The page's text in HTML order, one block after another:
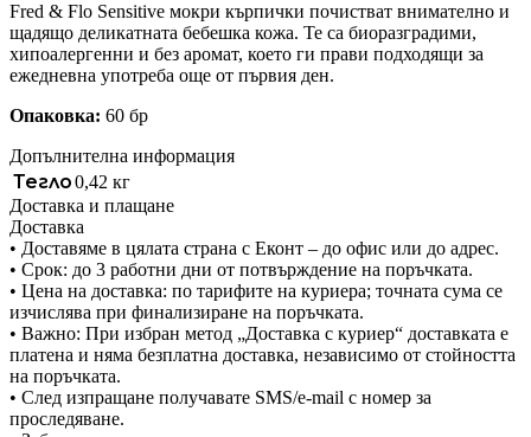
Fred & Flo Sensitive мокри кърпички почистват внимателно и
щадящо деликатната бебешка кожа. Те са биоразградими,
хипоалергенни и без аромат, което ги прави подходящи за
ежедневна употреба още от първия ден.
Опаковка: 60 бр
Допълнителна информация
Тегло0,42 кг
Доставка и плащане
Доставка
• Доставяме в цялата страна с Еконт – до офис или до адрес.
• Срок: до 3 работни дни от потвърждение на поръчката.
• Цена на доставка: по тарифите на куриера; точната сума се
изчислява при финализиране на поръчката.
• Важно: При избран метод „Доставка с куриер“ доставката е
платена и няма безплатна доставка, независимо от стойността
на поръчката.
• След изпращане получавате SMS/e-mail с номер за
проследяване.